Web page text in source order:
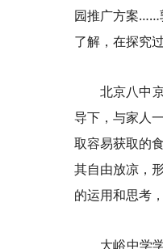
园推广方案……
了解，在探究
北京八中
导下，与家人
取容易获取的
其自由放凉，
的运用和思考
大峪中学